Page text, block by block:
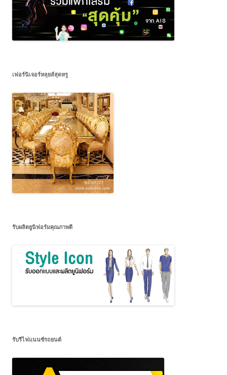
เฟอร์นิเจอร์หลุยส์สุดหรู
รับผลิตยูนิฟอร์มคุณภาพดี
รับรีไฟแนนซ์รถยนต์